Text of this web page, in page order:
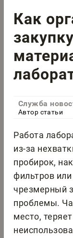
Как
Служба
Автор статьи
Работа
из-за
пробирок,
фильтров
чрезмерный
проблемы.
место,